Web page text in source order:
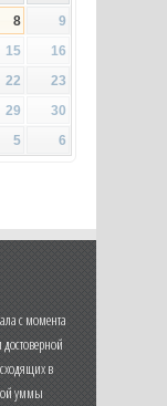
8
9
15
16
22
23
29
30
5 6
с момента
в
уммы